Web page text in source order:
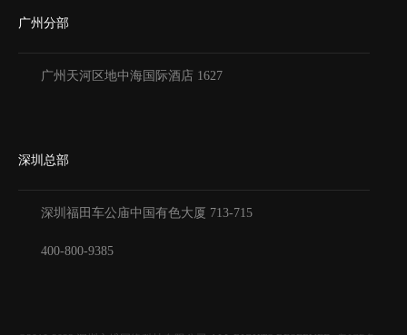
广州分部
广州天河区地中海国际酒店 1627
深圳总部
深圳福田车公庙中国有色大厦 713-715
400-800-9385